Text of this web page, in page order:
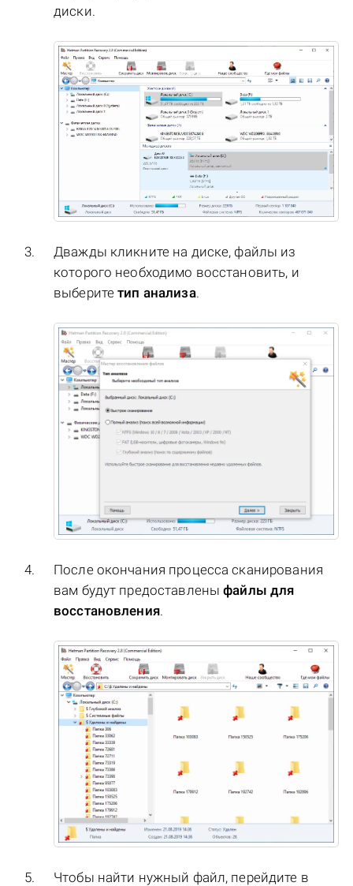
диски.
Дважды кликните на диске, файлы из
которого необходимо восстановить, и
выберитетип анализа.
После окончания процесса сканирования
вам будут предоставленыфайлы для
восстановления.
Чтобы найти нужный файл, перейдите в